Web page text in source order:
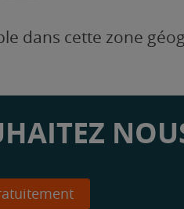
dans cette zone